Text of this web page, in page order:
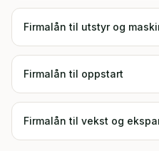
Firmalån til utstyr og
Firmalån til oppstart
Firmalån til vekst og